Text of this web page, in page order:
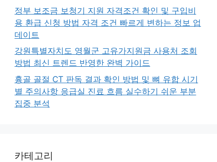
정부 보조금 보청기 지원 자격조건 확인 및 구입비
용 환급 신청 방법 자격 조건 빠르게 변하는 정보 업
데이트
강원특별자치도 영월군 고유가지원금 사용처 조회
방법 최신 트렌드 반영한 완벽 가이드
흉골 골절 CT 판독 결과 확인 방법 및 뼈 유합 시기
별 주의사항 응급실 진료 흐름 실수하기 쉬운 부분
집중 분석
카테고리